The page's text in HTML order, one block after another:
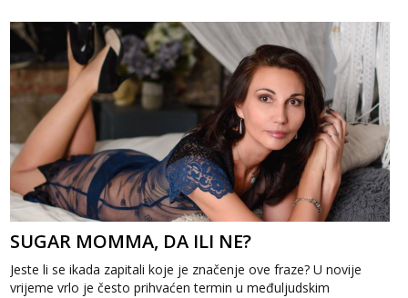
SUGAR MOMMA, DA ILI NE?
Jeste li se ikada zapitali koje je značenje ove fraze? U novije
vrijeme vrlo je često prihvaćen termin u međuljudskim